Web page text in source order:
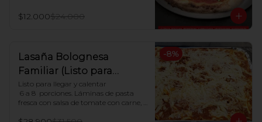
$12.000$24.000
-8%
Lasaña Bolognesa
Familiar (Listo para
hornear en casa)
Listo para llegar y calentar
6 a 8  porciones. Láminas de pasta
fresca con salsa de tomate con carne,